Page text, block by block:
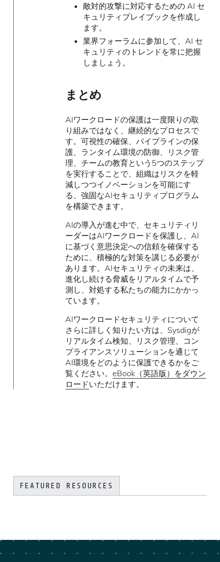
敵対的攻撃に対応するための AI セ
キュリティプレイブックを作成し
ます。
業界フォーラムに参加して、AI セ
キュリティのトレンドを常に把握
しましょう。
まとめ
AIワークロードの保護は一度限りの取
り組みではなく、継続的なプロセスで
す。可視性の確保、パイプラインの保
護、ランタイム環境の防御、リスク管
理、チームの教育という5つのステップ
を実行することで、組織はリスクを軽
減しつつイノベーションを可能にす
る、強固なAIセキュリティプログラム
を構築できます。
AIの導入が進む中で、セキュリティリ
ーダーはAIワークロードを保護し、AI
に基づく意思決定への信頼を確保する
ために、積極的な対策を講じる必要が
あります。AIセキュリティの未来は、
進化し続ける脅威をリアルタイムで予
測し、対処する私たちの能力にかかっ
ています。
AIワークロードセキュリティについて
さらに詳しく知りたい方は、Sysdigが
リアルタイム検知、リスク管理、コン
プライアンスソリューションを通じて
AI環境をどのように保護できるかをご
覧ください。eBook（英語版）をダウン
ロードいただけます。
FEATURED RESOURCES